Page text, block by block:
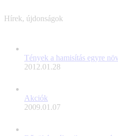
Hírek, újdonságok
Tények a hamisítás egyre
2012.01.28
Akciók
2009.01.07